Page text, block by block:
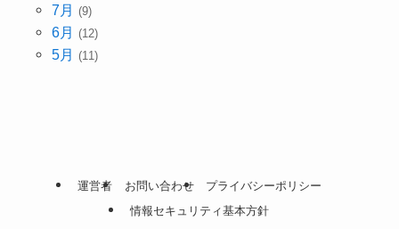
7月 (9)
6月 (12)
5月 (11)
運営者 お問い合わせ
プライバシーポリシー
情報セキュリティ基本方針